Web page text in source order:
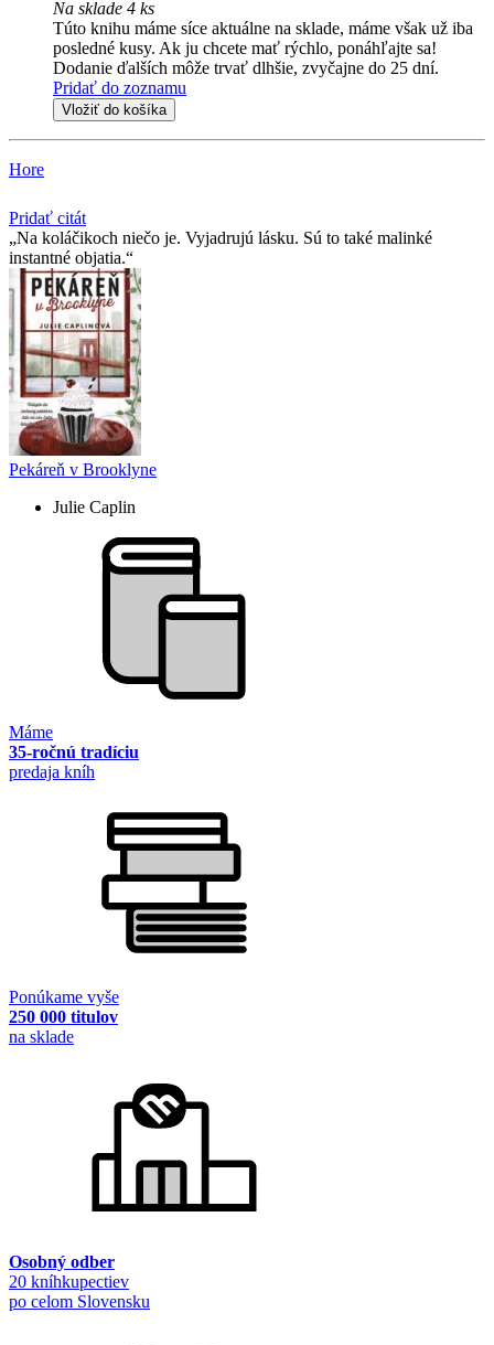
Na sklade 4 ks
Túto knihu máme síce aktuálne na sklade, máme však už iba
posledné kusy. Ak ju chcete mať rýchlo, ponáhľajte sa!
Dodanie ďalších môže trvať dlhšie, zvyčajne do 25 dní.
Pridať do zoznamu
Vložiť do košíka
Hore
Pridať citát
Na koláčikoch niečo je. Vyjadrujú lásku. Sú to také malinké
instantné objatia.
Pekáreň v Brooklyne
Julie Caplin
Máme
35-ročnú tradíciu
predaja kníh
Ponúkame vyše
250 000 titulov
na sklade
Osobný odber
20 kníhkupectiev
po celom Slovensku